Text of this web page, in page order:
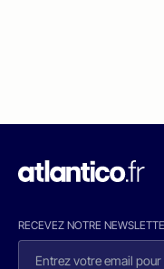
RECEVEZ NOTRE